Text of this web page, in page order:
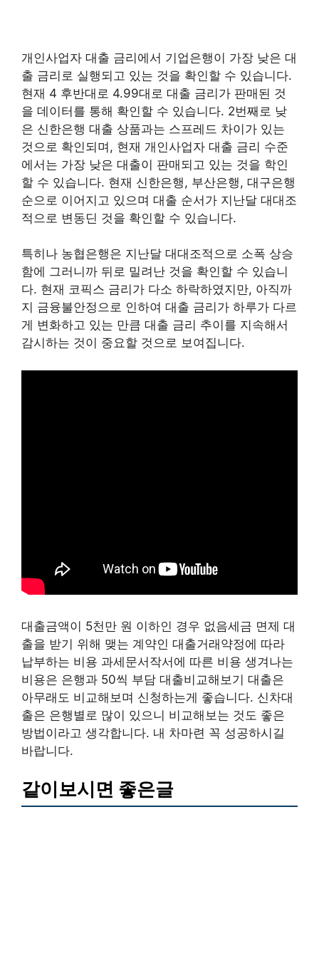
개인사업자 대출 금리에서 기업은행이 가장 낮은 대
출 금리로 실행되고 있는 것을 확인할 수 있습니다.
현재 4 후반대로 4.99대로 대출 금리가 판매된 것
을 데이터를 통해 확인할 수 있습니다. 2번째로 낮
은 신한은행 대출 상품과는 스프레드 차이가 있는
것으로 확인되며, 현재 개인사업자 대출 금리 수준
에서는 가장 낮은 대출이 판매되고 있는 것을 학인
할 수 있습니다. 현재 신한은행, 부산은행, 대구은행
순으로 이어지고 있으며 대출 순서가 지난달 대대조
적으로 변동딘 것을 확인할 수 있습니다.
특히나 농협은행은 지난달 대대조적으로 소폭 상승
함에 그러니까 뒤로 밀려난 것을 확인할 수 있습니
다. 현재 코픽스 금리가 다소 하락하였지만, 아직까
지 금융불안정으로 인하여 대출 금리가 하루가 다르
게 변화하고 있는 만큼 대출 금리 추이를 지속해서
감시하는 것이 중요할 것으로 보여집니다.
대출금액이 5천만 원 이하인 경우 없음세금 면제 대
출을 받기 위해 맺는 계약인 대출거래약정에 따라
납부하는 비용 과세문서작서에 따른 비용 생겨나는
비용은 은행과 50씩 부담 대출비교해보기 대출은
아무래도 비교해보며 신청하는게 좋습니다. 신차대
출은 은행별로 많이 있으니 비교해보는 것도 좋은
방법이라고 생각합니다. 내 차마련 꼭 성공하시길
바랍니다.
같이보시면 좋은글